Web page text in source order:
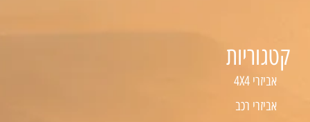
קטגוריות
אביזרי 4X4
אביזרי רכב